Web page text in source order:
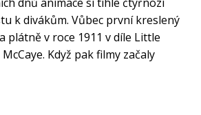
k divákům. Vůbec první kreslený
plátně v roce 1911 v díle Little
Když pak filmy začaly